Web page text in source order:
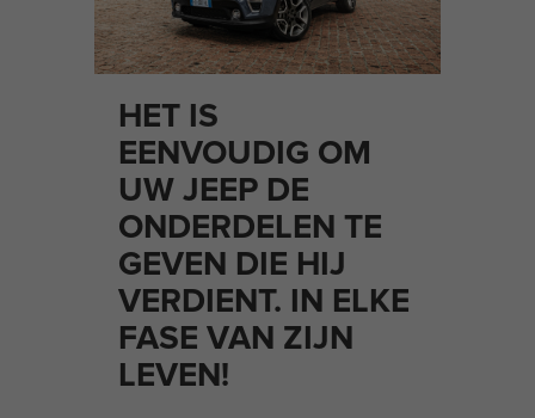
HET IS
EENVOUDIG OM
UW JEEP DE
ONDERDELEN TE
GEVEN DIE HIJ
VERDIENT. IN ELKE
FASE VAN ZIJN
LEVEN!